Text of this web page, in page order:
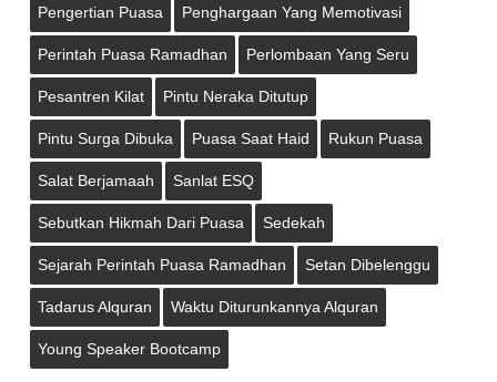
Pengertian Puasa Penghargaan Yang Memotivasi
Perintah Puasa Ramadhan Perlombaan Yang Seru
Pesantren Kilat Pintu Neraka Ditutup
Pintu Surga Dibuka Puasa Saat Haid Rukun Puasa
Salat Berjamaah Sanlat ESQ
Sebutkan Hikmah Dari Puasa Sedekah
Sejarah Perintah Puasa Ramadhan Setan Dibelenggu
Tadarus Alquran Waktu Diturunkannya Alquran
Young Speaker Bootcamp